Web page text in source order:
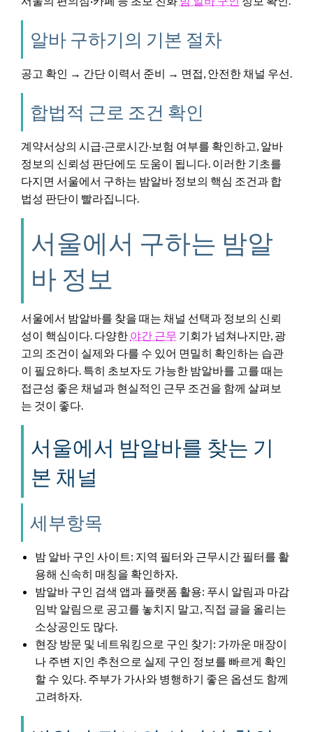
알바 구하기의 기본 절차
공고 확인 → 간단 이력서 준비 → 면접, 안전한 채널 우선.
합법적 근로 조건 확인
계약서상의 시급‧근로시간‧보험 여부를 확인하고, 알바
정보의 신뢰성 판단에도 도움이 됩니다. 이러한 기초를
다지면 서울에서 구하는 밤알바 정보의 핵심 조건과 합
법성 판단이 빨라집니다.
서울에서 구하는 밤알
바 정보
서울에서 밤알바를 찾을 때는 채널 선택과 정보의 신뢰
성이 핵심이다. 다양한 야간 근무 기회가 넘쳐나지만, 광
고의 조건이 실제와 다를 수 있어 면밀히 확인하는 습관
이 필요하다. 특히 초보자도 가능한 밤알바를 고를 때는
접근성 좋은 채널과 현실적인 근무 조건을 함께 살펴보
는 것이 좋다.
서울에서 밤알바를 찾는 기
본 채널
세부항목
밤 알바 구인 사이트: 지역 필터와 근무시간 필터를 활
용해 신속히 매칭을 확인하자.
밤알바 구인 검색 앱과 플랫폼 활용: 푸시 알림과 마감
임박 알림으로 공고를 놓치지 말고, 직접 글을 올리는
소상공인도 많다.
현장 방문 및 네트워킹으로 구인 찾기: 가까운 매장이
나 주변 지인 추천으로 실제 구인 정보를 빠르게 확인
할 수 있다. 주부가 가사와 병행하기 좋은 옵션도 함께
고려하자.